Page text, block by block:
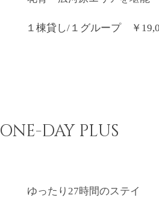
１棟貸し/１グループ ￥
ONE-DAY PLUS
ゆったり27時間のステイ